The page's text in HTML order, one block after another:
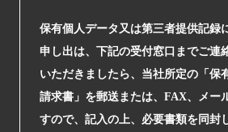
保有個人データ又は第三者提供記録
申し出は、下記の受付窓口までご連
いただきましたら、当社所定の「保
請求書」を郵送または、FAX、メー
すので、記入の上、必要書類を同封